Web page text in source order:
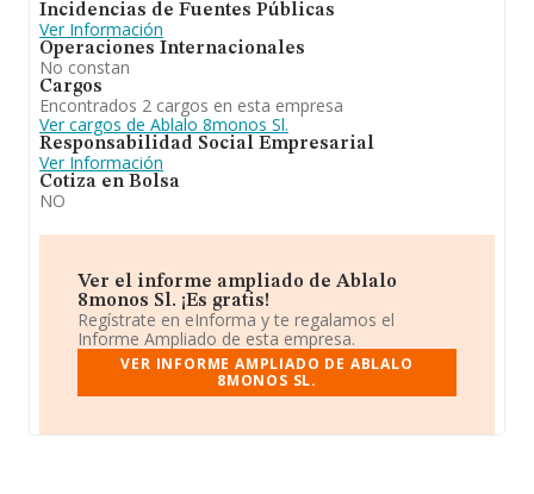
Incidencias de Fuentes Públicas
Ver Información
Operaciones Internacionales
No constan
Cargos
Encontrados 2 cargos en esta empresa
Ver cargos de Ablalo 8monos Sl.
Responsabilidad Social Empresarial
Ver Información
Cotiza en Bolsa
NO
Ver el informe ampliado de Ablalo
8monos Sl. ¡Es gratis!
Regístrate en eInforma y te regalamos el
Informe Ampliado de esta empresa.
VER INFORME AMPLIADO DE ABLALO
8MONOS SL.